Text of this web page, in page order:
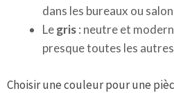
dans les bureaux ou
Legris: neutre et
presque toutes les
Choisir une couleur pour une